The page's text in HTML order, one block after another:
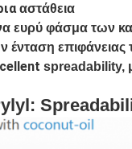
αστάθεια
ευρύ φάσμα των
ένταση επιφάνειας
spreadability,